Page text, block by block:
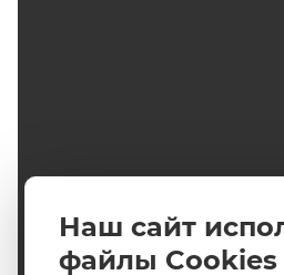
2011-2026 © интернет-магазин
Наш сайт
файлы Cookies